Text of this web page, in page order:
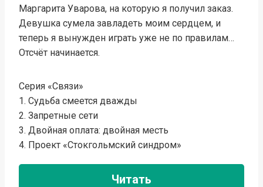
Маргарита Уварова, на которую я получил заказ.
Девушка сумела завладеть моим сердцем, и
теперь я вынужден играть уже не по правилам…
Отсчёт начинается.
Серия «Связи»
1. Судьба смеется дважды
2. Запретные сети
3. Двойная оплата: двойная месть
4. Проект «Стокгольмский синдром»
Читать